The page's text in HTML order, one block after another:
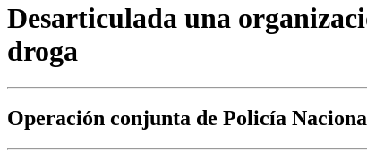
Desarticulada una
droga
Operación conjunta de Policía